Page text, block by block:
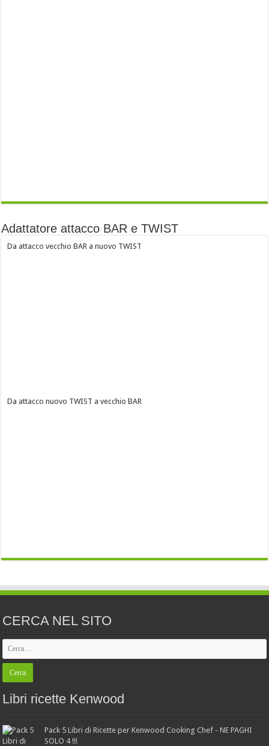
Adattatore attacco BAR e TWIST
Da attacco vecchio BAR a nuovo TWIST
Da attacco nuovo TWIST a vecchio BAR
CERCA NEL SITO
Libri ricette Kenwood
Pack 5 Libri di Ricette per Kenwood Cooking Chef - NE PAGHI
SOLO 4 !!!